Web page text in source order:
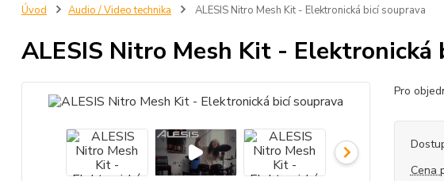
Úvod Audio / Video technika ALESIS Nitro Mesh Kit - Elektronická bicí souprava
ALESIS Nitro Mesh Kit - Elektronická
Pro
Cena